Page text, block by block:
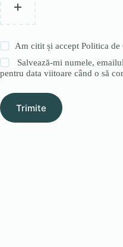
Am citit și acceptPolitica de
Salvează-mi numele,
pentru data viitoare când o să
Trimite